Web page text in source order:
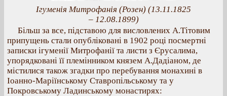
Ігуменія Митрофанія (Розен) (13.11.1825
– 12.08.1899)
Більш за все, підставою для висловлених А.Тітовим
припущень стали опубліковані в 1902 році посмертні
записки ігуменії Митрофанії та листи з Єрусалима,
упорядковані її племінником князем А.Дадіаном, де
містилися також згадки про перебування монахині в
Іоанно-Маріїнському Ставропільському та у
Покровському Ладинському монастирях: